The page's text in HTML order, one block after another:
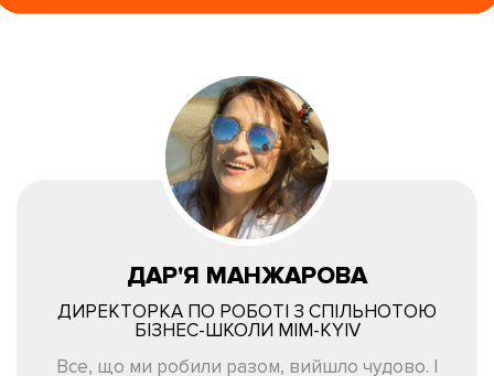
ДАР'Я МАНЖАРОВА
ДИРЕКТОРКА ПО РОБОТІ З СПІЛЬНОТОЮ
БІЗНЕС-ШКОЛИ MIM-KYIV
Все, що ми робили разом, вийшло чудово. І